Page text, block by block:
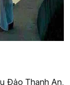
Đảo Thạnh An,